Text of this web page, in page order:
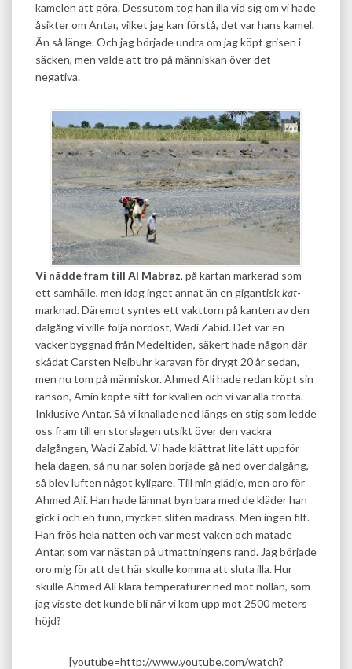
kamelen att göra. Dessutom tog han illa vid sig om vi hade
åsikter om Antar, vilket jag kan förstå, det var hans kamel.
Än så länge. Och jag började undra om jag köpt grisen i
säcken, men valde att tro på människan över det
negativa.
Vi nådde fram till Al Mabraz, på kartan markerad som
ett samhälle, men idag inget annat än en gigantiskkat-
marknad. Däremot syntes ett vakttorn på kanten av den
dalgång vi ville följa nordöst, Wadi Zabid. Det var en
vacker byggnad från Medeltiden, säkert hade någon där
skådat Carsten Neibuhr karavan för drygt 20 år sedan,
men nu tom på människor. Ahmed Ali hade redan köpt sin
ranson, Amin köpte sitt för kvällen och vi var alla trötta.
Inklusive Antar. Så vi knallade ned längs en stig som ledde
oss fram till en storslagen utsikt över den vackra
dalgången, Wadi Zabid. Vi hade klättrat lite lätt uppför
hela dagen, så nu när solen började gå ned över dalgång,
så blev luften något kyligare. Till min glädje, men oro för
Ahmed Ali. Han hade lämnat byn bara med de kläder han
gick i och en tunn, mycket sliten madrass. Men ingen filt.
Han frös hela natten och var mest vaken och matade
Antar, som var nästan på utmattningens rand. Jag började
oro mig för att det här skulle komma att sluta illa. Hur
skulle Ahmed Ali klara temperaturer ned mot nollan, som
jag visste det kunde bli när vi kom upp mot 2500 meters
höjd?
[youtube=http://www.youtube.com/watch?